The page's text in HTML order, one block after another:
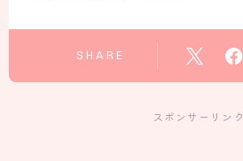
SHARE
スポンサーリンク